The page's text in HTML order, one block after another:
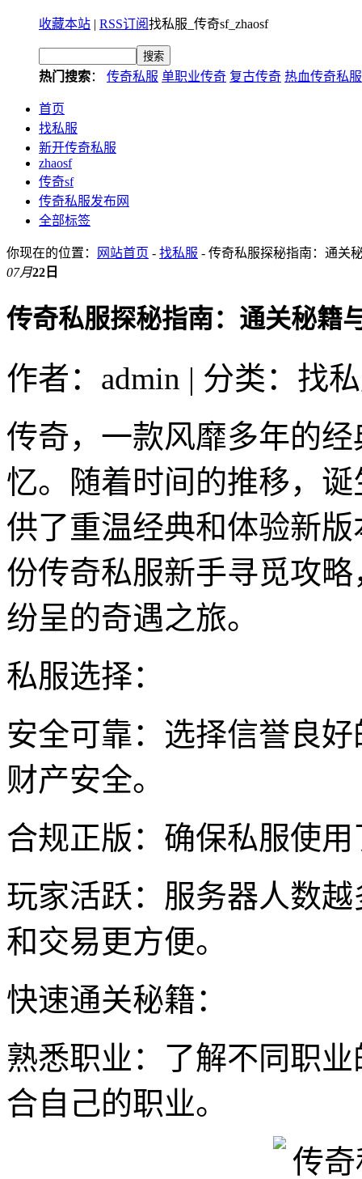
收藏本站 | RSS订阅找私服_传奇sf_zhaosf
热门搜索： 传奇私服 单职业传奇 复古传奇 热血传奇私服
首页
找私服
新开传奇私服
zhaosf
传奇sf
传奇私服发布网
全部标签
你现在的位置： 网站首页 - 找私服 - 传奇私服探秘指南：通关
07月22日
传奇私服探秘指南：通关秘籍
作者：admin | 分类：找
传奇，一款风靡多年的
忆。随着时间的推移，
供了重温经典和体验新
份传奇私服新手寻觅攻
纷呈的奇遇之旅。
私服选择：
安全可靠：选择信誉良
财产安全。
合规正版：确保私服使
玩家活跃：服务器人数
和交易更方便。
快速通关秘籍：
熟悉职业：了解不同职
合自己的职业。